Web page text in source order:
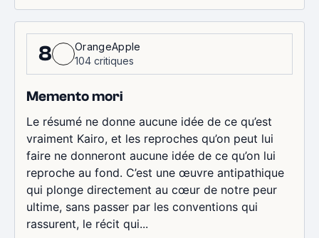
8
OrangeApple
104 critiques
Memento mori
Le résumé ne donne aucune idée de ce qu’est
vraiment Kairo, et les reproches qu’on peut lui
faire ne donneront aucune idée de ce qu’on lui
reproche au fond. C’est une œuvre antipathique
qui plonge directement au cœur de notre peur
ultime, sans passer par les conventions qui
rassurent, le récit qui...